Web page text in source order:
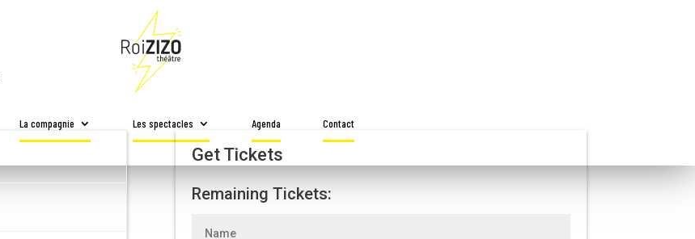
La compagnie Les spectacles Agenda Contact
Get Tickets
Remaining Tickets: